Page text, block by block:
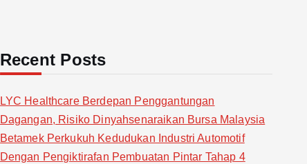
Recent Posts
LYC Healthcare Berdepan Penggantungan
Dagangan, Risiko Dinyahsenaraikan Bursa Malaysia
Betamek Perkukuh Kedudukan Industri Automotif
Dengan Pengiktirafan Pembuatan Pintar Tahap 4